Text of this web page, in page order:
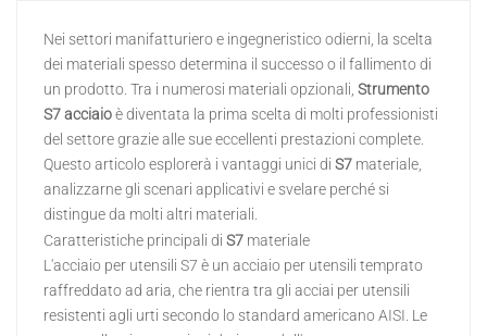
日本語
Indonesia
Nei settori manifatturiero e ingegneristico odierni, la scelta
dei materiali spesso determina il successo o il fallimento di
un prodotto. Tra i numerosi materiali opzionali, Strumento
S7acciaioè diventata la prima scelta di molti professionisti
del settore grazie alle sue eccellenti prestazioni complete.
Questo articolo esplorerà i vantaggi unici di S7 materiale,
analizzarne gli scenari applicativi e svelare perché si
distingue da molti altri materiali.
Caratteristiche principali di S7 materiale
L'acciaio per utensili S7 è un acciaio per utensili temprato
raffreddato ad aria, che rientra tra gli acciai per utensili
resistenti agli urti secondo lo standard americano AISI. Le